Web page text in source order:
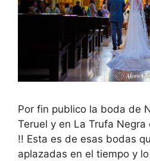
Por fin publico la boda de
Teruel y en La Trufa
!! Esta es de esas bodas
aplazadas en el tiempo y